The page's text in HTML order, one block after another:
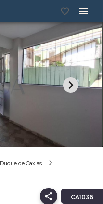
Duque de Caxias
CA1036